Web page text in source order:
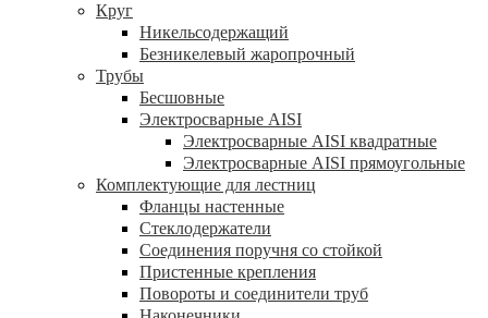
Круг
Никельсодержащий
Безникелевый жаропрочный
Трубы
Бесшовные
Электросварные AISI
Электросварные AISI квадратные
Электросварные AISI прямоугольные
Комплектующие для лестниц
Фланцы настенные
Стеклодержатели
Соединения поручня со стойкой
Пристенные крепления
Повороты и соединители труб